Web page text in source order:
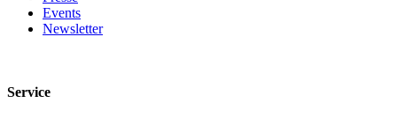
Events
Newsletter
Service